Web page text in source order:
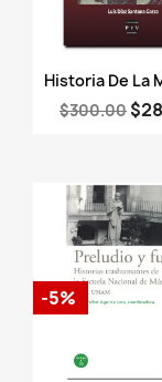
Vista
Historia De La
$300.00
-5%